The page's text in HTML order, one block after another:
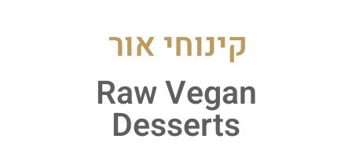
לשדרג את
הקינוחים
בעסק שלך
וללמוד
קינוחי אור
Raw Vegan
Desserts